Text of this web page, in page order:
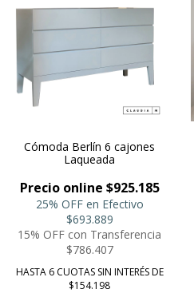
Cómoda Berlín 6 cajones
Laqueada
Precio online $925.185
25% OFF en Efectivo
$693.889
15% OFF con Transferencia
$786.407
HASTA 6 CUOTAS SIN INTERÉS DE
$154.198